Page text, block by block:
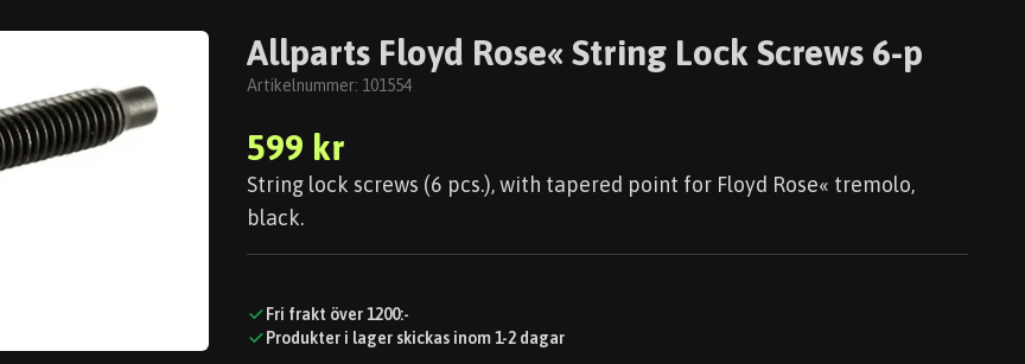
Allparts Floyd Rose« String Lock Screws 6-p
Artikelnummer: 101554
599 kr
String lock screws (6 pcs.), with tapered point for Floyd Rose« tremolo,
black.
Fri frakt över 1200:-
Produkter i lager skickas inom 1-2 dagar